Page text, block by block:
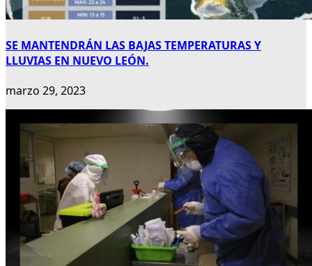
SE MANTENDRÁN LAS BAJAS TEMPERATURAS Y
LLUVIAS EN NUEVO LEÓN.
marzo 29, 2023